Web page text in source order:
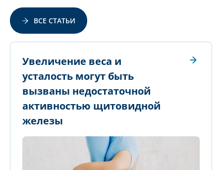
ВСЕ СТАТЬИ
Увеличение веса и
усталость могут быть
вызваны недостаточной
активностью щитовидной
железы